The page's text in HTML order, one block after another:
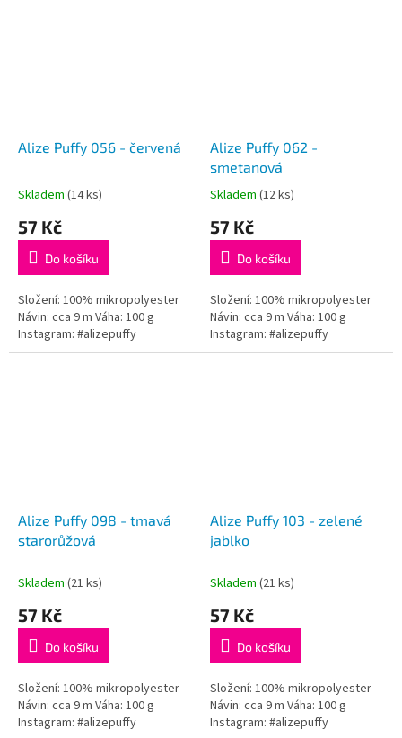
Alize Puffy 056 - červená
Průměrné
produktu
5,0
5
hvězdiček.
Skladem (14 ks)
57 Kč
Do košíku
Složení: 100% mikropolyester
Návin: cca 9 m Váha: 100 g
Instagram: #alizepuffy
Alize Puffy 062 -
smetanová
Průměrné
produktu
5,0
5
hvězdiček.
Skladem (12 ks)
57 Kč
Do košíku
Složení: 100% mikropolyester
Návin: cca 9 m Váha: 100 g
Instagram: #alizepuffy
Alize Puffy 098 - tmavá
starorůžová
Skladem (21 ks)
57 Kč
Do košíku
Složení: 100% mikropolyester
Návin: cca 9 m Váha: 100 g
Instagram: #alizepuffy
Alize Puffy 103 - zelené
jablko
Skladem (21 ks)
57 Kč
Do košíku
Složení: 100% mikropolyester
Návin: cca 9 m Váha: 100 g
Instagram: #alizepuffy